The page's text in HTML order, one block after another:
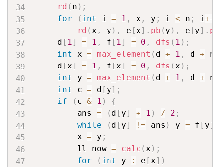
rd ( n ) ;
for
( int i = 1 , x , y ; i < n ; i++
rd (x , y ) , e [x] . pb ( y ) , e [ y] . pb
    d
[ 1] = 1 , f [ 1] = 0 , dfs ( 1 ) ;
int x = max_element ( d + 1 , d + n
    d
[x] = 1 , f [x] = 0 , dfs (x ) ;
int y = max_element ( d + 1 , d + n
int c = d [ y] ;
if
( c & 1 )
{
        ans
= ( d [ y] + 1 ) / 2 ;
while
( d [ y] != ans ) y = f [ y]
        x
= y ;
        ll now
= calc (x ) ;
for
( int y : e [x] )